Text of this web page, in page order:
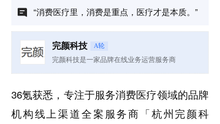
“消费医疗里，消费是重点，医疗才是本质。”
完颜科技 A轮
完颜科技是一家品牌在线业务运营服务商
36氪获悉，专注于服务消费医疗领域的品牌
机构线上渠道全案服务商「杭州完颜科